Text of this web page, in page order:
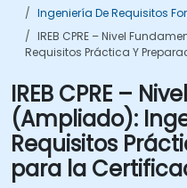
Ingeniería De Requisitos
IREB CPRE – Nivel
Requisitos Práctica Y
IREB CPRE –
(Ampliado):
Requisitos
para la